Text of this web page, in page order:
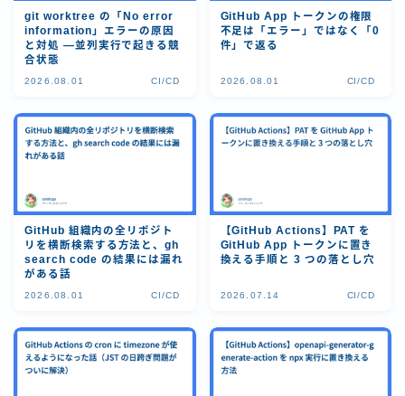
git worktree の「No error
information」エラーの原因
と対処 ―並列実行で起きる競
合状態
2026.08.01 CI/CD
GitHub App トークンの権限
不足は「エラー」ではなく「0
件」で返る
2026.08.01 CI/CD
GitHub 組織内の全リポジト
リを横断検索する方法と、gh
search code の結果には漏れ
がある話
2026.08.01 CI/CD
【GitHub Actions】PAT を
GitHub App トークンに置き
換える手順と 3 つの落とし穴
2026.07.14 CI/CD